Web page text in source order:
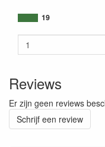
19
Reviews
Er zijn geen reviews
Schrijf een review